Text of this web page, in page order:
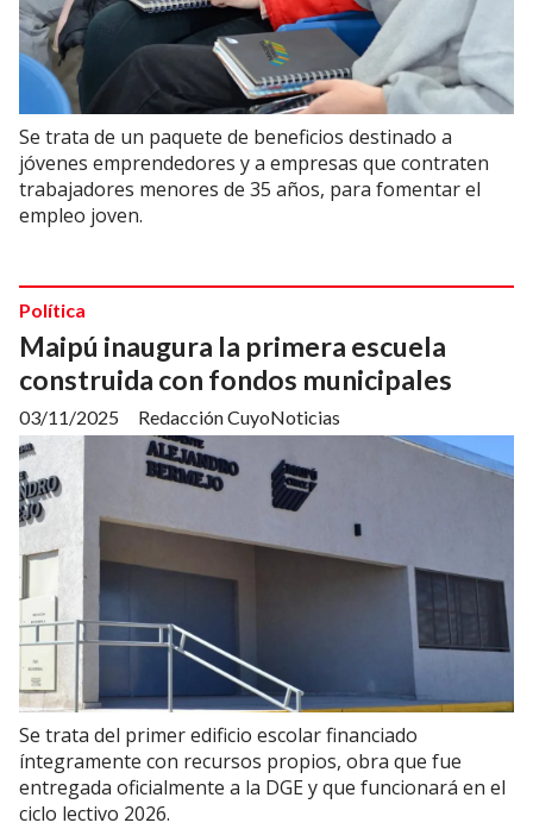
Se trata de un paquete de beneficios destinado a
jóvenes emprendedores y a empresas que contraten
trabajadores menores de 35 años, para fomentar el
empleo joven.
Maipú inaugura la primera escuela
construida con fondos municipales
Redacción CuyoNoticias
Política
03/11/2025
Se trata del primer edificio escolar financiado
íntegramente con recursos propios, obra que fue
entregada oficialmente a la DGE y que funcionará en el
ciclo lectivo 2026.